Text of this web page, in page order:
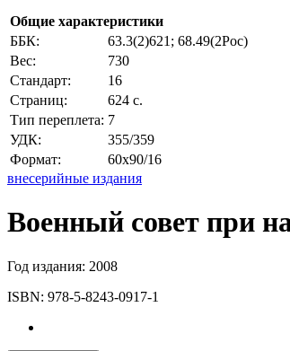
Общие характеристики
ББК:
63.3(2)621; 68.49(2Рос)
Вес:
730
Стандарт:
16
Страниц:
624 с.
Тип переплета: 7
УДК:
355/359
Формат:
60x90/16
внесерийные издания
Военный совет при
Год издания: 2008
ISBN: 978-5-8243-0917-1